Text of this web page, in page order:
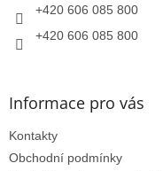
+420 606 085 800
+420 606 085 800
Informace pro vás
Kontakty
Obchodní podmínky